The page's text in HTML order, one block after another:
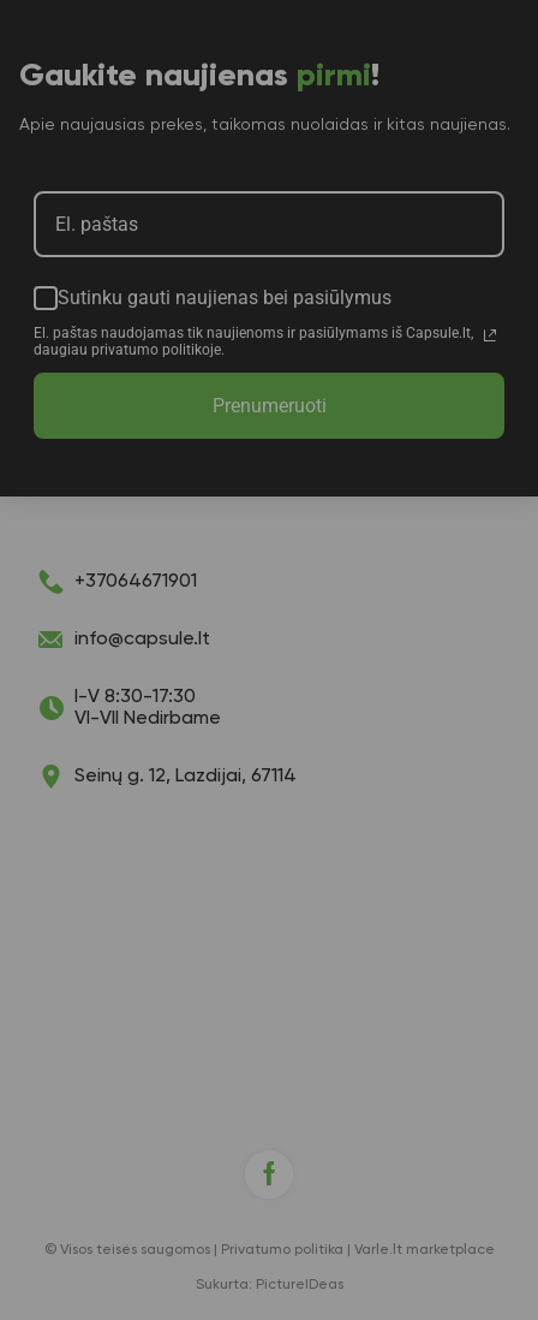
Gaukite naujienas pirmi!
Apie naujausias prekes, taikomas nuolaidas ir kitas naujienas.
Sutinku gauti naujienas bei pasiūlymus
El. paštas naudojamas tik naujienoms ir pasiūlymams iš Capsule.lt,
daugiau privatumo politikoje.
Prenumeruoti
+37064671901
info@capsule.lt
I-V 8:30-17:30
VI-VII Nedirbame
Seinų g. 12, Lazdijai, 67114
© Visos teisės saugomos | Privatumo politika Varle.lt marketplace
Sukurta: PictureIDeas